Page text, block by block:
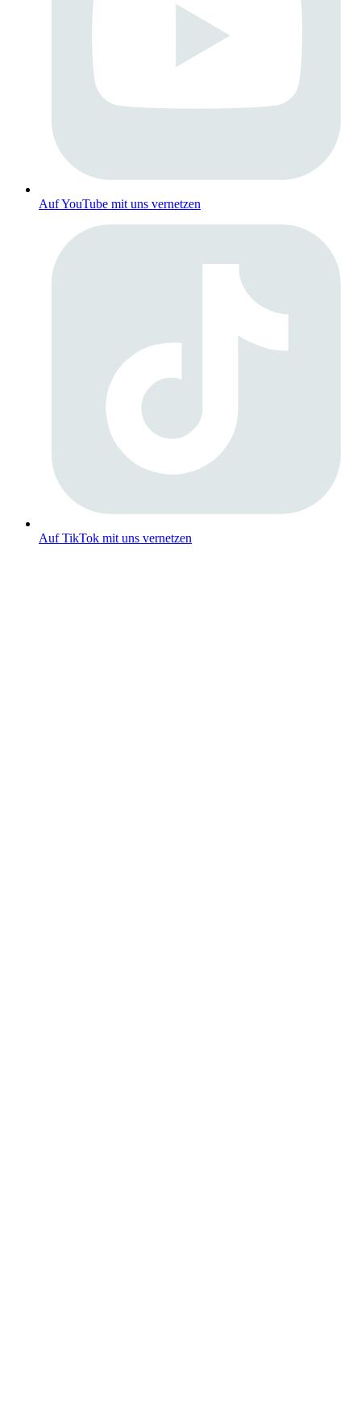
Auf YouTube mit uns vernetzen
Auf TikTok mit uns vernetzen